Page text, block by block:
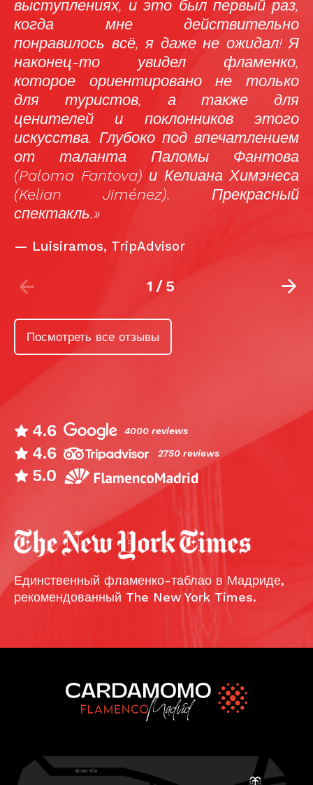
выступлениях, и это был первый раз,
когда мне действительно
понравилось всё, я даже не ожидал! Я
наконец-то увидел фламенко,
которое ориентировано не только
для туристов, а также для
ценителей и поклонников этого
искусства. Глубоко под впечатлением
от таланта Паломы Фантова
(Paloma Fantova) и Келиана Химэнеса
(Kelian Jiménez). Прекрасный
спектакль.»
— Luisiramos, TripAdvisor
1/5
Посмотреть все отзывы
4.6 4000 reviews
4.6 2750 reviews
5.0
Единственный фламенко-таблао в Мадриде,
рекомендованный The New York Times.